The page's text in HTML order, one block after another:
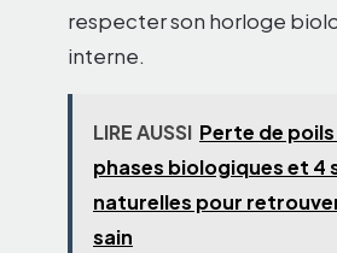
respecter son horloge
interne.
LIRE AUSSI Perte de
phases biologiques et 4
naturelles pour
sain